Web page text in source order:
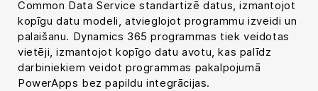
Common Data Service standartizē datus, izmantojot
kopīgu datu modeli, atvieglojot programmu izveidi un
palaišanu. Dynamics 365 programmas tiek veidotas
vietēji, izmantojot kopīgo datu avotu, kas palīdz
darbiniekiem veidot programmas pakalpojumā
PowerApps bez papildu integrācijas.